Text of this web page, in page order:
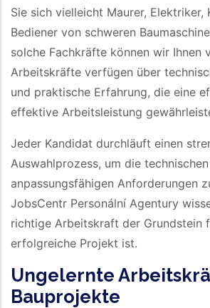
Sie sich vielleicht Maurer, Elektriker,
Bediener von schweren
solche Fachkräfte können wir Ihnen
Arbeitskräfte verfügen über
und praktische Erfahrung, die eine
effektive Arbeitsleistung
Jeder Kandidat durchläuft einen
Auswahlprozess, um die
anpassungsfähigen Anforderungen
JobsCentr Personální Agentury
richtige Arbeitskraft der Grundstein
erfolgreiche Projekt ist.
Ungelernte
Bauprojekte